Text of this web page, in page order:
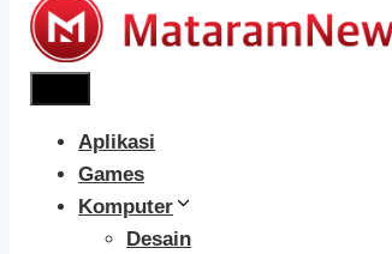
Aplikasi
Games
Komputer
Desain